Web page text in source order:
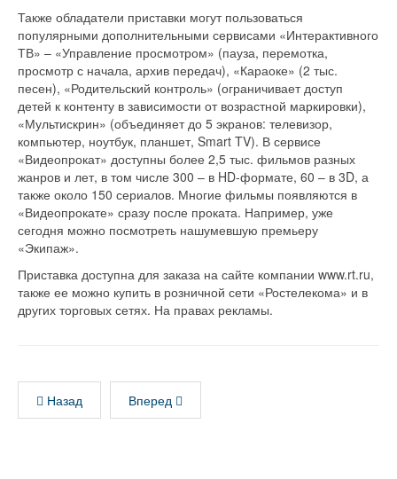
Также обладатели приставки могут пользоваться
популярными дополнительными сервисами «Интерактивного
ТВ» – «Управление просмотром» (пауза, перемотка,
просмотр с начала, архив передач), «Караоке» (2 тыс.
песен), «Родительский контроль» (ограничивает доступ
детей к контенту в зависимости от возрастной маркировки),
«Мультискрин» (объединяет до 5 экранов: телевизор,
компьютер, ноутбук, планшет, Smart TV). В сервисе
«Видеопрокат» доступны более 2,5 тыс. фильмов разных
жанров и лет, в том числе 300 – в HD-формате, 60 – в 3D, а
также около 150 сериалов. Многие фильмы появляются в
«Видеопрокате» сразу после проката. Например, уже
сегодня можно посмотреть нашумевшую премьеру
«Экипаж».
Приставка доступна для заказа на сайте компании www.rt.ru,
также ее можно купить в розничной сети «Ростелекома» и в
других торговых сетях. На правах рекламы.
Назад Вперед